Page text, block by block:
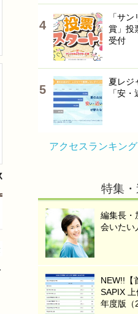
「サ
賞」投
受付
夏レジ
「安
アクセスランキン
特集
編集長・
会いたい
NEW!!【
SAPIX
年度版（